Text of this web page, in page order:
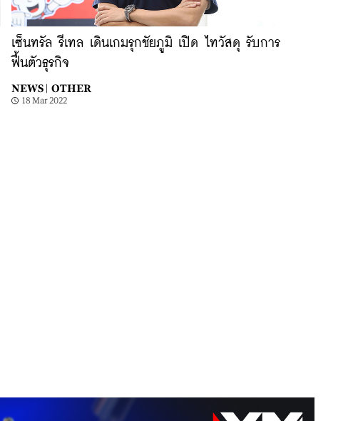
เซ็นทรัล รีเทล เดินเกมรุกชัยภูมิ เปิด ไทวัสดุ รับการ
ฟื้นตัวธุรกิจ
NEWS | OTHER
18 Mar 2022